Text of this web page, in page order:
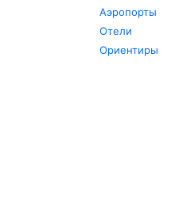
Аэропорты
Отели
Ориентиры